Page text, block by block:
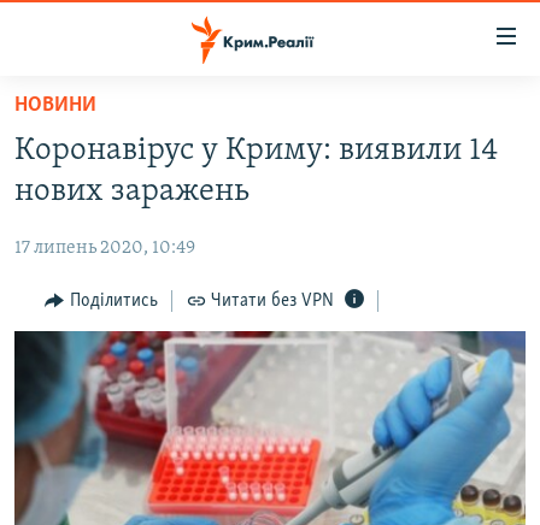
Перейти
основного
матеріалу
до
навігації
Перейти
пошуку
ВОДА.КРИМ
ВІДЕО ТА ФОТО
ПОЛІТИКА
БЛОГИ
ПОГЛЯД
ІНТЕРВ'Ю
ВСЕ ЗА ДЕНЬ
СПЕЦПРОЕКТИ
ДЕПОРТАЦІЯ
ЯК ОБІЙТИ БЛОКУВАННЯ
НОВИНИ
Коронавірус у Криму: виявили 14
нових заражень
17 липень 2020, 10:49
Поділитись Читати без VPN